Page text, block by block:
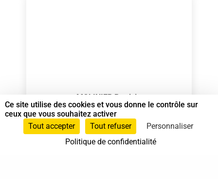
MOLINIER Patricia
Spécialiste en Shiatsu RNCP
Shiatsu sur chaise Spécialiste en Shiatsu
Ce site utilise des cookies et vous donne le contrôle sur
ceux que vous souhaitez activer
Tout accepter
Tout refuser
Personnaliser
Politique de confidentialité